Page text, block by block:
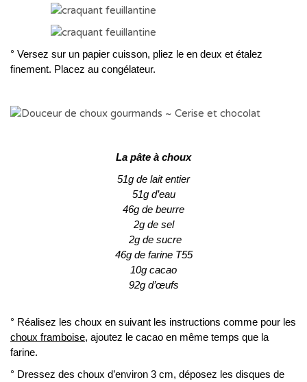
° Versez sur un papier cuisson, pliez le en deux et étalez
finement. Placez au congélateur.
La pâte à choux
51g de lait entier
51g d’eau
46g de beurre
2g de sel
2g de sucre
46g de farine T55
10g cacao
92g d’œufs
° Réalisez les choux en suivant les instructions comme pour les
choux framboise, ajoutez le cacao en même temps que la
farine.
° Dressez des choux d’environ 3 cm, déposez les disques de